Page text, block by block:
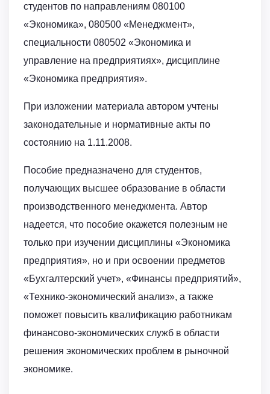
студентов по направлениям 080100
«Экономика», 080500 «Менеджмент»,
специальности 080502 «Экономика и
управление на предприятиях», дисциплине
«Экономика предприятия».
При изложении материала автором учтены
законодательные и нормативные акты по
состоянию на 1.11.2008.
Пособие предназначено для студентов,
получающих высшее образование в области
производственного менеджмента. Автор
надеется, что пособие окажется полезным не
только при изучении дисциплины «Экономика
предприятия», но и при освоении предметов
«Бухгалтерский учет», «Финансы предприятий»,
«Технико-экономический анализ», а также
поможет повысить квалификацию работникам
финансово-экономических служб в области
решения экономических проблем в рыночной
экономике.